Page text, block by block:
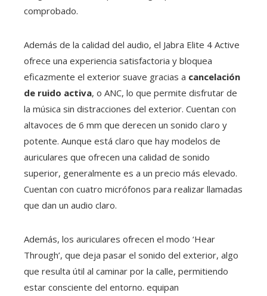
comprobado.
Además de la calidad del audio, el Jabra Elite 4 Active
ofrece una experiencia satisfactoria y bloquea
eficazmente el exterior suave gracias a cancelación
de ruido activa, o ANC, lo que permite disfrutar de
la música sin distracciones del exterior. Cuentan con
altavoces de 6 mm que derecen un sonido claro y
potente. Aunque está claro que hay modelos de
auriculares que ofrecen una calidad de sonido
superior, generalmente es a un precio más elevado.
Cuentan con cuatro micrófonos para realizar llamadas
que dan un audio claro.
Además, los auriculares ofrecen el modo ‘Hear
Through’, que deja pasar el sonido del exterior, algo
que resulta útil al caminar por la calle, permitiendo
estar consciente del entorno. equipan